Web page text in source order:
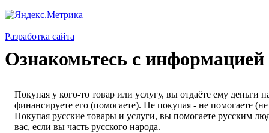
Разработка сайта
Ознакомьтесь с информацией
Покупая у кого-то товар или услугу, вы отдаёте ему деньги
финансируете его (помогаете). Не покупая - не помогаете
Покупая русские товары и услуги, вы помогаете русским
вас, если вы часть русского народа.